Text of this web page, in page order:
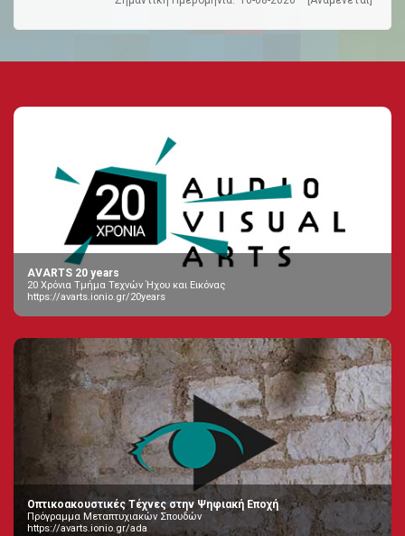
AVARTS 20 years
20 Χρόνια Τμήμα Τεχνών Ήχου και Εικόνας
https://avarts.ionio.gr/20years
Οπτικοακουστικές Τέχνες στην Ψηφιακή Εποχή
Πρόγραμμα Μεταπτυχιακών Σπουδών
https://avarts.ionio.gr/ada